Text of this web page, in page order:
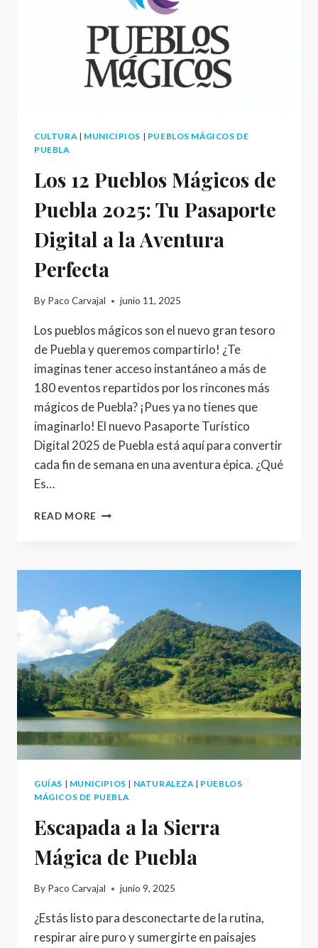
CULTURA | MUNICIPIOS | PUEBLOS MÁGICOS DE
PUEBLA
Los 12 Pueblos Mágicos de
Puebla 2025: Tu Pasaporte
Digital a la Aventura
Perfecta
By Paco Carvajal junio 11, 2025
Los pueblos mágicos son el nuevo gran tesoro
de Puebla y queremos compartirlo! ¿Te
imaginas tener acceso instantáneo a más de
180 eventos repartidos por los rincones más
mágicos de Puebla? ¡Pues ya no tienes que
imaginarlo! El nuevo Pasaporte Turístico
Digital 2025 de Puebla está aquí para convertir
cada fin de semana en una aventura épica. ¿Qué
Es…
READ MORE LOS
DE
TU
PASAPORTE
DIGITAL
A
LA
AVENTURA
PERFECTA
GUÍAS | MUNICIPIOS | NATURALEZA | PUEBLOS
MÁGICOS DE PUEBLA
Escapada a la Sierra
Mágica de Puebla
By Paco Carvajal junio 9, 2025
¿Estás listo para desconectarte de la rutina,
respirar aire puro y sumergirte en paisajes